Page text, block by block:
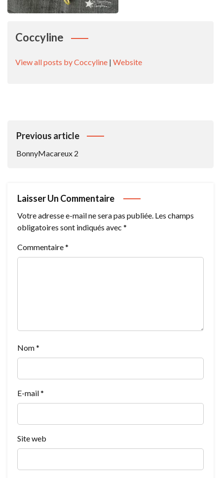
Coccyline
View all posts by Coccyline | Website
Navigation
L’article
Previous article
BonnyMacareux 2
Laisser Un Commentaire
Votre adresse e-mail ne sera pas publiée. Les champs
obligatoires sont indiqués avec *
Commentaire*
Nom*
E-mail*
Site web